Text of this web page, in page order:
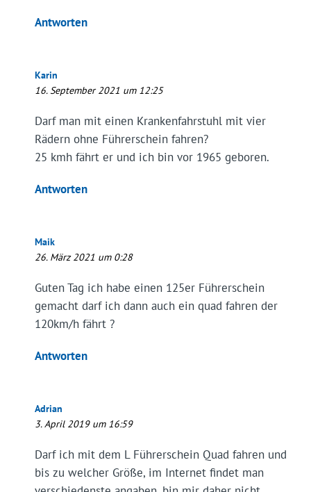
Antworten
Karin
16. September 2021 um 12:25
Darf man mit einen Krankenfahrstuhl mit vier
Rädern ohne Führerschein fahren?
25 kmh fährt er und ich bin vor 1965 geboren.
Antworten
Maik
26. März 2021 um 0:28
Guten Tag ich habe einen 125er Führerschein
gemacht darf ich dann auch ein quad fahren der
120km/h fährt ?
Antworten
Adrian
3. April 2019 um 16:59
Darf ich mit dem L Führerschein Quad fahren und
bis zu welcher Größe, im Internet findet man